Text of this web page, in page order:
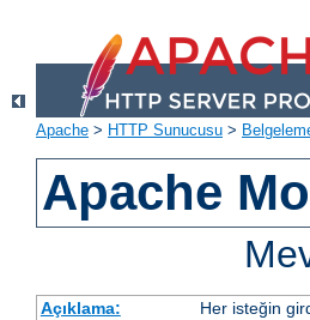
Apache > HTTP Sunucusu >
Apache
Açıklama:
Her isteğin